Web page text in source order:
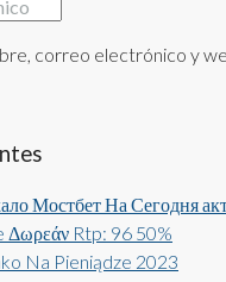
correo electrónico y
Мостбет На Сегодня
Δωρεάν Rtp: 96 50%
Na Pieniądze 2023